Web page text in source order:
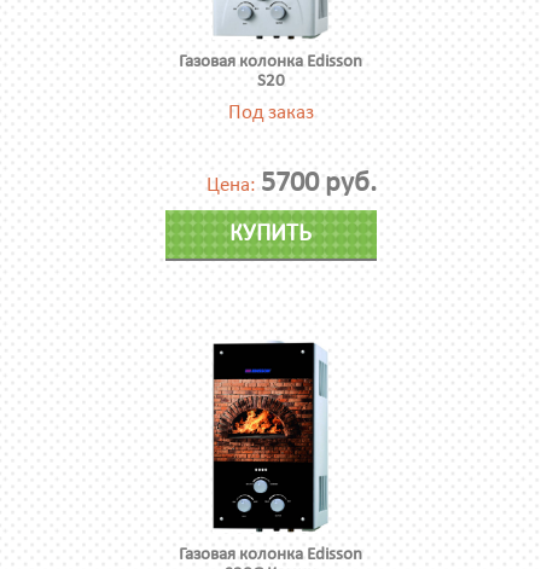
Газовая колонка Edisson
S20
Под заказ
Цена: 5700 руб.
КУПИТЬ
Газовая колонка Edisson